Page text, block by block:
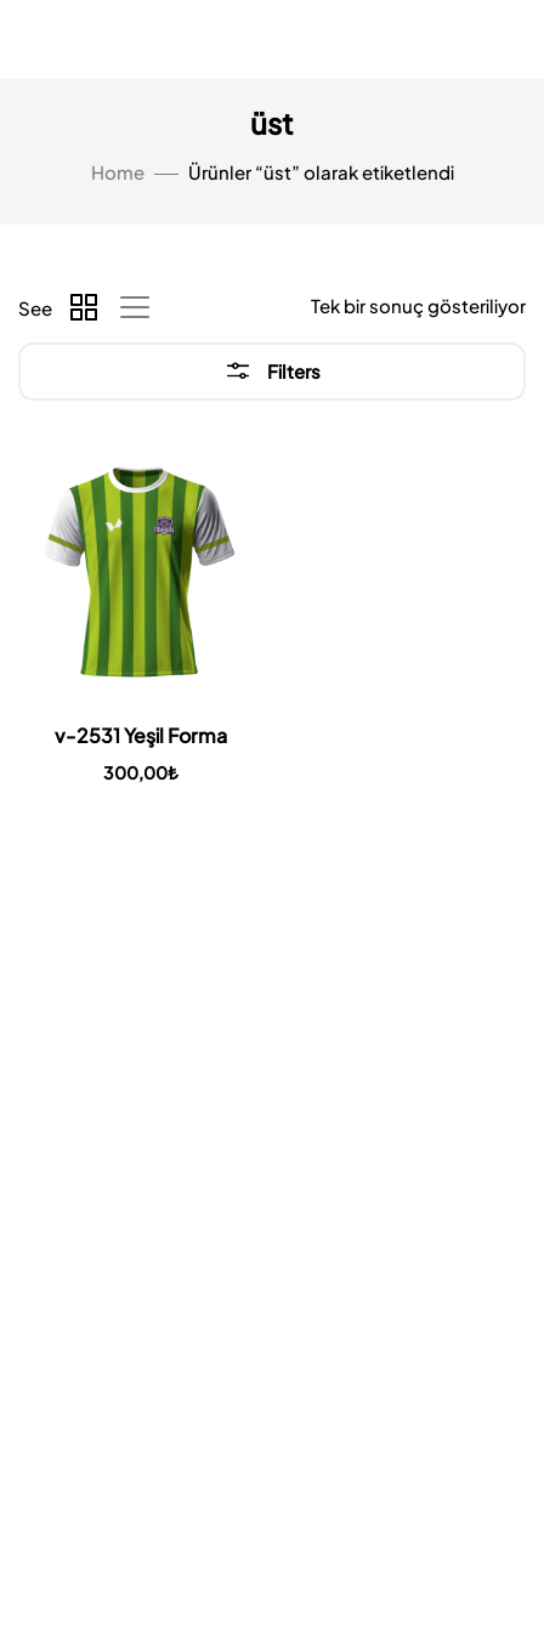
üst
Home Ürünler “üst” olarak etiketlendi
Filters
Tek bir sonuç gösteriliyor
See
v-2531 Yeşil Forma
300,00₺